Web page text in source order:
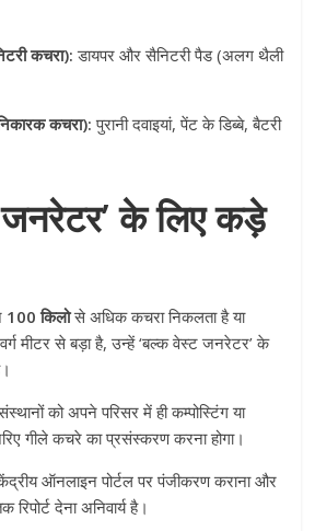
कचरा): डायपर और सैनिटरी पैड (अलग थैली
कचरा): पुरानी दवाइयां, पेंट के डिब्बे, बैटरी
के लिए कड़े
100 किलोसे अधिक कचरा निकलता है या
मीटर से बड़ा है, उन्हें ‘बल्क वेस्ट जनरेटर’ के
को अपने परिसर में ही कम्पोस्टिंग या
गीले कचरे का प्रसंस्करण करना होगा।
ऑनलाइन पोर्टल पर पंजीकरण कराना और
देना अनिवार्य है।